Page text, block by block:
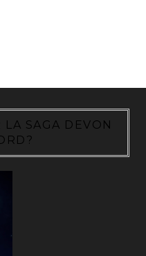
LA SAGA DEVON